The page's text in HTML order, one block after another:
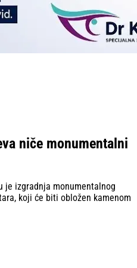
niče monumentalni
je izgradnja monumentalnog
koji će biti obložen kamenom